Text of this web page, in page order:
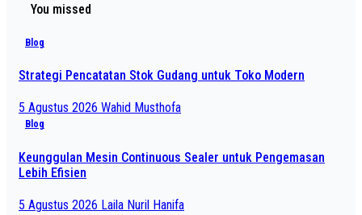
You missed
Blog
Strategi Pencatatan Stok Gudang untuk Toko Modern
5 Agustus 2026 Wahid Musthofa
Blog
Keunggulan Mesin Continuous Sealer untuk Pengemasan
Lebih Efisien
5 Agustus 2026 Laila Nuril Hanifa